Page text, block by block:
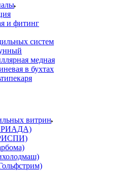
и фитинг
систем
медная
в бухтах
витрин